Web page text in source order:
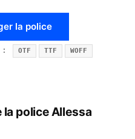
la police
: OTF TTF WOFF
la police Allessa